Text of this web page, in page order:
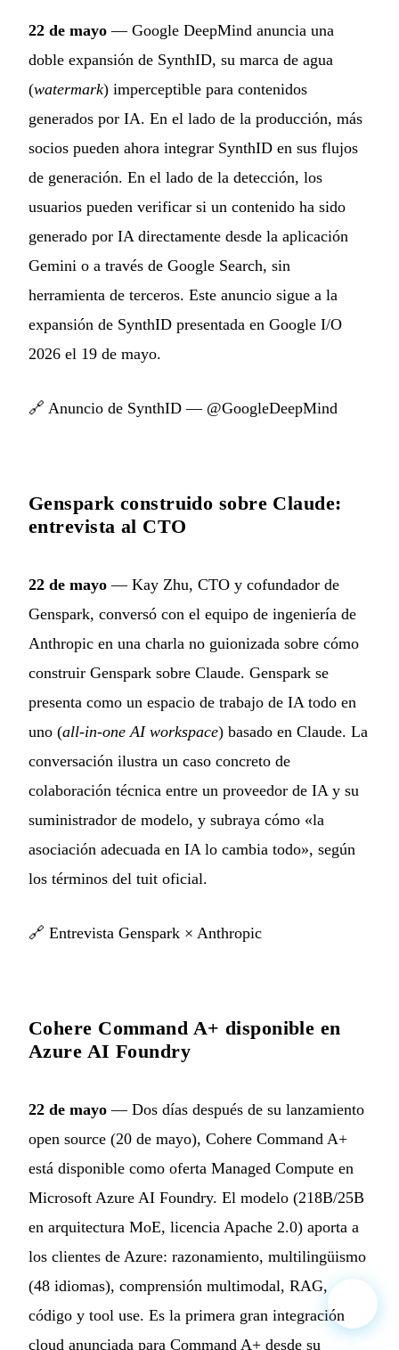
22 de mayo — Google DeepMind anuncia una
doble expansión de SynthID, su marca de agua
(watermark) imperceptible para contenidos
generados por IA. En el lado de la producción, más
socios pueden ahora integrar SynthID en sus flujos
de generación. En el lado de la detección, los
usuarios pueden verificar si un contenido ha sido
generado por IA directamente desde la aplicación
Gemini o a través de Google Search, sin
herramienta de terceros. Este anuncio sigue a la
expansión de SynthID presentada en Google I/O
2026 el 19 de mayo.
🔗 Anuncio de SynthID — @GoogleDeepMind
Genspark construido sobre Claude:
entrevista al CTO
22 de mayo — Kay Zhu, CTO y cofundador de
Genspark, conversó con el equipo de ingeniería de
Anthropic en una charla no guionizada sobre cómo
construir Genspark sobre Claude. Genspark se
presenta como un espacio de trabajo de IA todo en
uno (all-in-one AI workspace) basado en Claude. La
conversación ilustra un caso concreto de
colaboración técnica entre un proveedor de IA y su
suministrador de modelo, y subraya cómo «la
asociación adecuada en IA lo cambia todo», según
los términos del tuit oficial.
🔗 Entrevista Genspark × Anthropic
Cohere Command A+ disponible en
Azure AI Foundry
22 de mayo — Dos días después de su lanzamiento
open source (20 de mayo), Cohere Command A+
está disponible como oferta Managed Compute en
Microsoft Azure AI Foundry. El modelo (218B/25B
en arquitectura MoE, licencia Apache 2.0) aporta a
los clientes de Azure: razonamiento, multilingüismo
(48 idiomas), comprensión multimodal, RAG,
código y tool use. Es la primera gran integración
cloud anunciada para Command A+ desde su